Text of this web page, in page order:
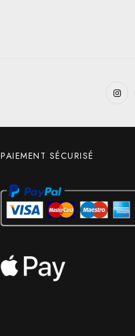
PAIEMENT SÉCURISÉ